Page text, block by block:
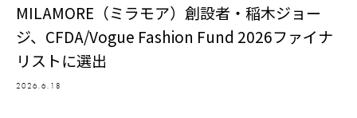
MILAMORE（ミラモア）創設者・稲木ジョー
ジ、CFDA/Vogue Fashion Fund 2026ファイナ
リストに選出
2026.6.18